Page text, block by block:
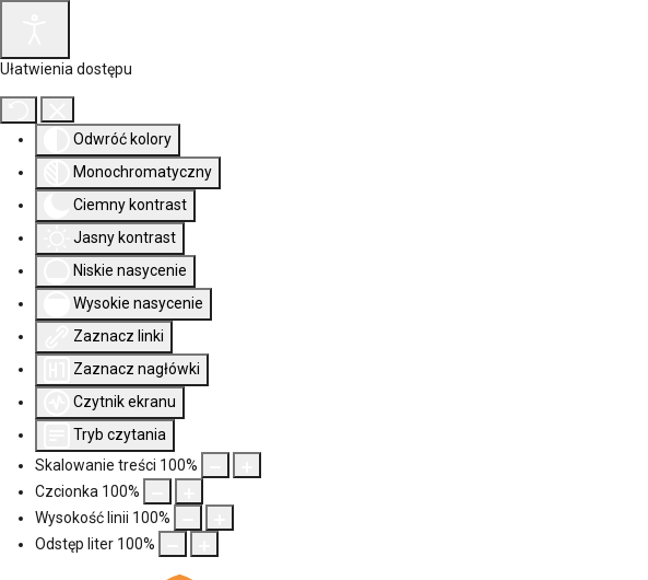
Ułatwienia dostępu
Odwróć kolory
Monochromatyczny
Ciemny kontrast
Jasny kontrast
Niskie nasycenie
Wysokie nasycenie
Zaznacz linki
Zaznacz nagłówki
Czytnik ekranu
Tryb czytania
Skalowanie treści 100%
Czcionka 100%
Wysokość linii 100%
Odstęp liter 100%